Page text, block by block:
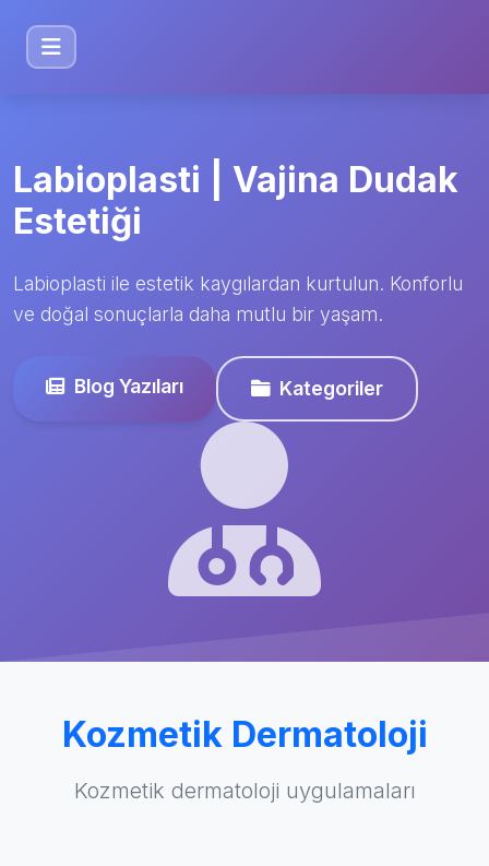
Labioplasti | Vajina Dudak
Estetiği
Labioplasti ile estetik kaygılardan kurtulun. Konforlu
ve doğal sonuçlarla daha mutlu bir yaşam.
Blog Yazıları Kategoriler
Kozmetik Dermatoloji
Kozmetik dermatoloji uygulamaları